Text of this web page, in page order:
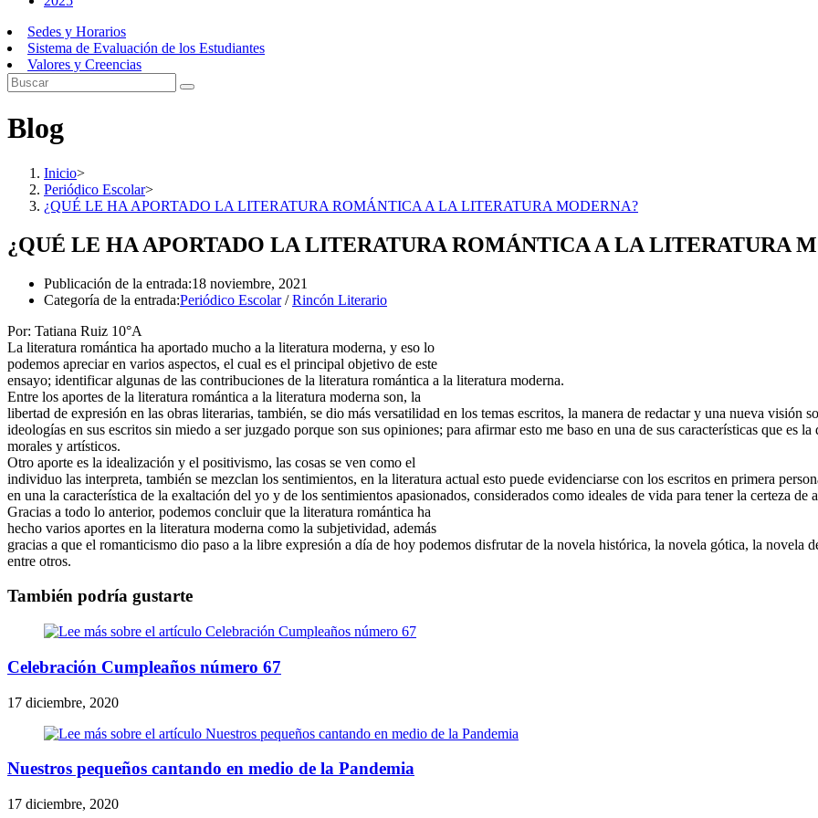
Sedes y Horarios
Sistema de Evaluación de los Estudiantes
Valores y Creencias
Blog
Inicio>
Periódico Escolar>
¿QUÉ LE HA APORTADO LA LITERATURA ROMÁNTICA A LA LITERATURA MODERNA?
¿QUÉ LE HA APORTADO LA LITERATURA ROMÁNTICA A LA LITERATURA
Publicación de la entrada:18 noviembre, 2021
Categoría de la entrada:Periódico Escolar / Rincón Literario
Por: Tatiana Ruiz 10°A
La literatura romántica ha aportado mucho a la literatura moderna, y eso lo
podemos apreciar en varios aspectos, el cual es el principal objetivo de este
ensayo; identificar algunas de las contribuciones de la literatura romántica a la literatura moderna.
Entre los aportes de la literatura romántica a la literatura moderna son, la
libertad de expresión en las obras literarias, también, se dio más versatilidad en los temas escritos, la manera de redactar y una nueva visión
ideologías en sus escritos sin miedo a ser juzgado porque son sus opiniones; para afirmar esto me baso en una de sus características que es
morales y artísticos.
Otro aporte es la idealización y el positivismo, las cosas se ven como el
individuo las interpreta, también se mezclan los sentimientos, en la literatura actual esto puede evidenciarse con los escritos en primera
en una la característica de la exaltación del yo y de los sentimientos apasionados, considerados como ideales de vida para tener la certeza de
Gracias a todo lo anterior, podemos concluir que la literatura romántica ha
hecho varios aportes en la literatura moderna como la subjetividad, además
gracias a que el romanticismo dio paso a la libre expresión a día de hoy podemos disfrutar de la novela histórica, la novela gótica, la novela
entre otros.
También podría gustarte
Celebración Cumpleaños número 67
17 diciembre, 2020
Nuestros pequeños cantando en medio de la Pandemia
17 diciembre, 2020